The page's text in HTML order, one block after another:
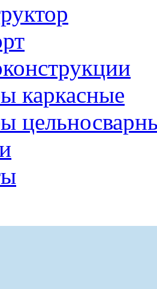
каркасные